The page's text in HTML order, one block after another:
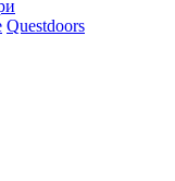
Questdoors